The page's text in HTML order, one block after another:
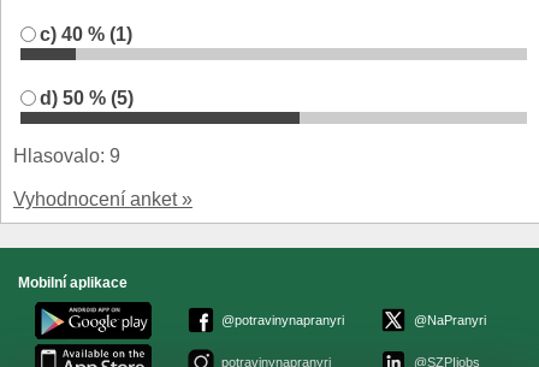
c) 40 % (1)
d) 50 % (5)
Hlasovalo: 9
Vyhodnocení anket »
Mobilní aplikace
@potravinynapranyri
potravinynapranyri
@NaPranyri
@SZPIjobs